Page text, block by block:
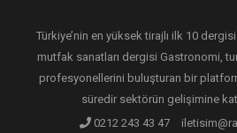
Türkiye’nin en yüksek tirajlı ilk 10
mutfak sanatları dergisi Gastronomi,
profesyonellerini buluşturan bir
süredir sektörün gelişimine
0212 243 43 47